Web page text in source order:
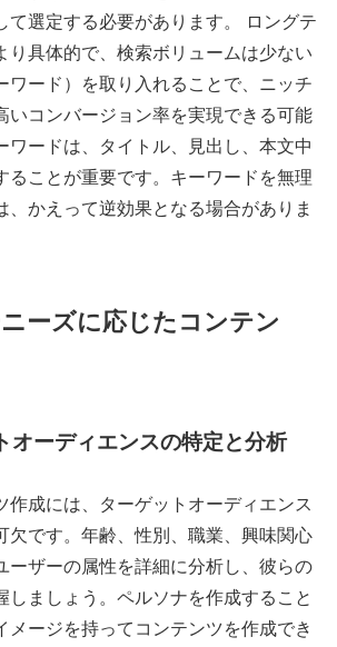
て選定する必要があります。 ロングテ
り具体的で、検索ボリュームは少ない
ワード）を取り入れることで、ニッチ
いコンバージョン率を実現できる可能
ワードは、タイトル、見出し、本文中
ることが重要です。キーワードを無理
、かえって逆効果となる場合がありま
ーズに応じたコンテン
オーディエンスの特定と分析
作成には、ターゲットオーディエンス
欠です。年齢、性別、職業、興味関心
ーザーの属性を詳細に分析し、彼らの
しましょう。ペルソナを作成すること
メージを持ってコンテンツを作成でき